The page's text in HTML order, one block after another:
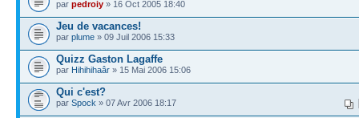
par pedroiy » 16 Oct 2005 18:40
Jeu de vacances!
par plume » 09 Juil 2006 15:33
Quizz Gaston Lagaffe
par Hihihihaâr » 15 Mai 2006 15:06
Qui c'est?
par Spock » 07 Avr 2006 18:17